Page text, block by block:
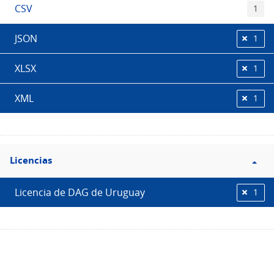
CSV 1
JSON 1
XLSX 1
XML 1
Filtro
Licencias
Licencias
Licencia de DAG de Uruguay 1